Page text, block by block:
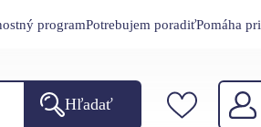
programPotrebujem poradiťPomáha pri
Hľadať